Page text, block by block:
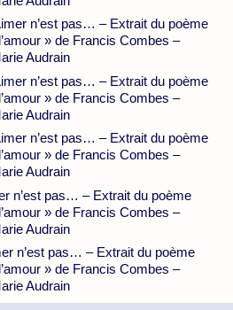
n’est pas… – Extrait du poème
» de Francis Combes –
Audrain
n’est pas… – Extrait du poème
» de Francis Combes –
Audrain
n’est pas… – Extrait du poème
» de Francis Combes –
Audrain
n’est pas… – Extrait du poème
» de Francis Combes –
Audrain
n’est pas… – Extrait du poème
» de Francis Combes –
Audrain